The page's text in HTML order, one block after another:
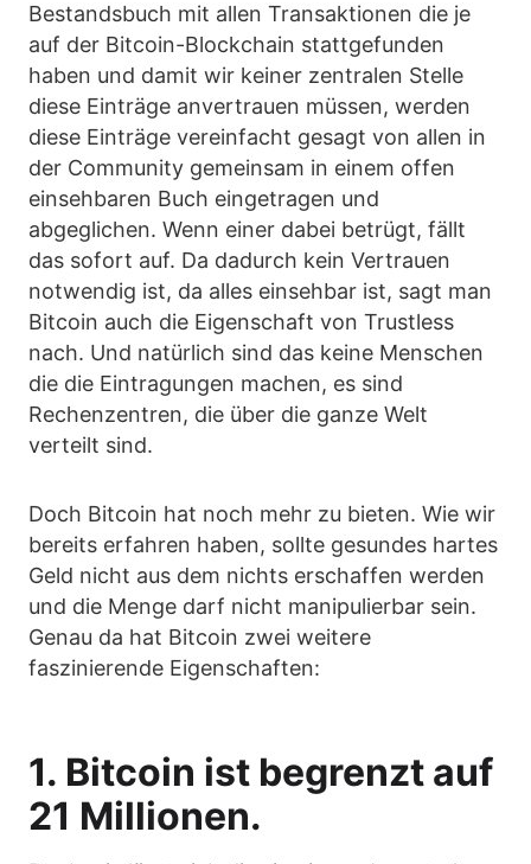
Bestandsbuch mit allen Transaktionen die je
auf der Bitcoin-Blockchain stattgefunden
haben und damit wir keiner zentralen Stelle
diese Einträge anvertrauen müssen, werden
diese Einträge vereinfacht gesagt von allen in
der Community gemeinsam in einem offen
einsehbaren Buch eingetragen und
abgeglichen. Wenn einer dabei betrügt, fällt
das sofort auf. Da dadurch kein Vertrauen
notwendig ist, da alles einsehbar ist, sagt man
Bitcoin auch die Eigenschaft von Trustless
nach. Und natürlich sind das keine Menschen
die die Eintragungen machen, es sind
Rechenzentren, die über die ganze Welt
verteilt sind.
Doch Bitcoin hat noch mehr zu bieten. Wie wir
bereits erfahren haben, sollte gesundes hartes
Geld nicht aus dem nichts erschaffen werden
und die Menge darf nicht manipulierbar sein.
Genau da hat Bitcoin zwei weitere
faszinierende Eigenschaften:
1. Bitcoin ist begrenzt auf
21 Millionen.